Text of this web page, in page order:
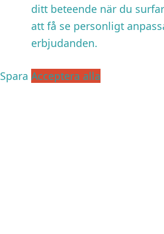
ditt beteende när du
att få se personligt
erbjudanden.
Spara Acceptera alla